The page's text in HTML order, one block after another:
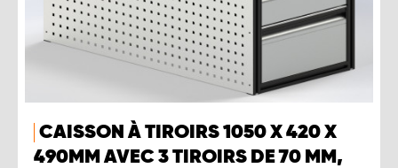
CAISSON À TIROIRS 1050 X 420 X
490MM AVEC 3 TIROIRS DE 70 MM,